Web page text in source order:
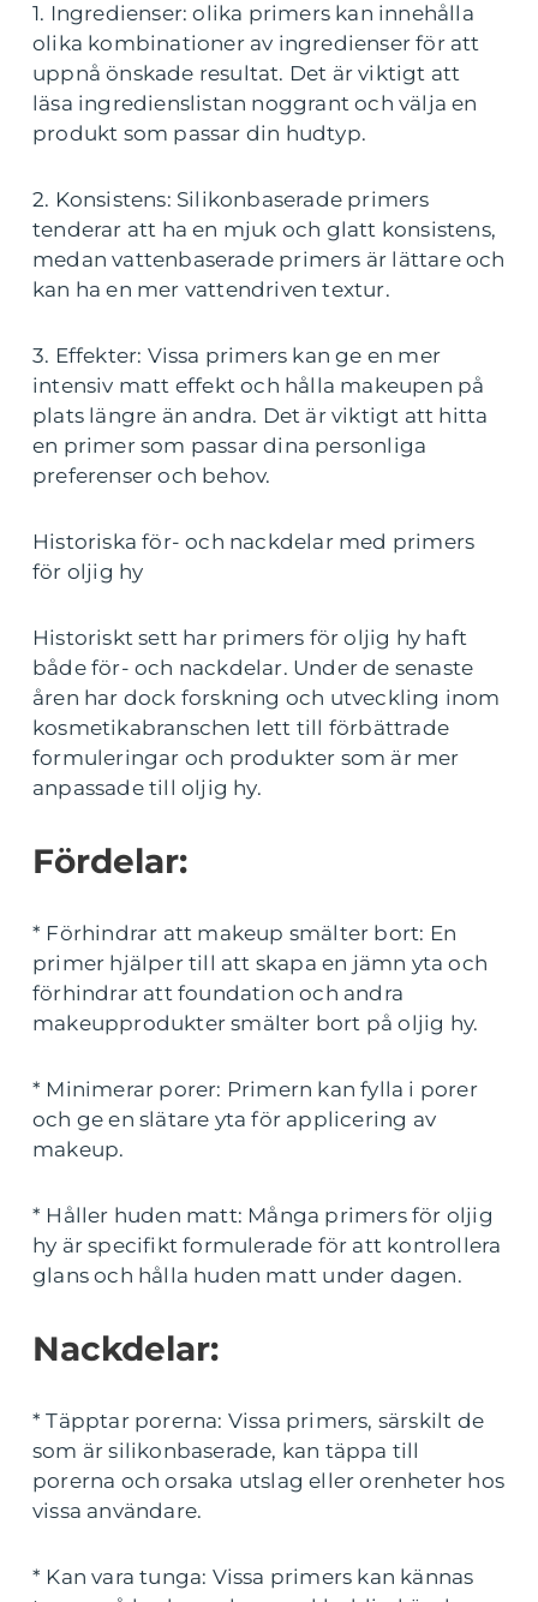
1. Ingredienser: olika primers kan innehålla
olika kombinationer av ingredienser för att
uppnå önskade resultat. Det är viktigt att
läsa ingredienslistan noggrant och välja en
produkt som passar din hudtyp.
2. Konsistens: Silikonbaserade primers
tenderar att ha en mjuk och glatt konsistens,
medan vattenbaserade primers är lättare och
kan ha en mer vattendriven textur.
3. Effekter: Vissa primers kan ge en mer
intensiv matt effekt och hålla makeupen på
plats längre än andra. Det är viktigt att hitta
en primer som passar dina personliga
preferenser och behov.
Historiska för- och nackdelar med primers
för oljig hy
Historiskt sett har primers för oljig hy haft
både för- och nackdelar. Under de senaste
åren har dock forskning och utveckling inom
kosmetikabranschen lett till förbättrade
formuleringar och produkter som är mer
anpassade till oljig hy.
Fördelar:
* Förhindrar att makeup smälter bort: En
primer hjälper till att skapa en jämn yta och
förhindrar att foundation och andra
makeupprodukter smälter bort på oljig hy.
* Minimerar porer: Primern kan fylla i porer
och ge en slätare yta för applicering av
makeup.
* Håller huden matt: Många primers för oljig
hy är specifikt formulerade för att kontrollera
glans och hålla huden matt under dagen.
Nackdelar:
* Täpptar porerna: Vissa primers, särskilt de
som är silikonbaserade, kan täppa till
porerna och orsaka utslag eller orenheter hos
vissa användare.
* Kan vara tunga: Vissa primers kan kännas